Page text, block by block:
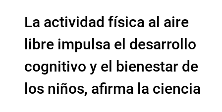
La actividad física al aire
libre impulsa el desarrollo
cognitivo y el bienestar de
los niños, afirma la ciencia